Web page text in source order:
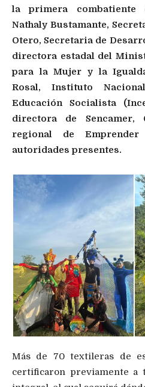
la primera combatiente
Nathaly Bustamante,
Otero, Secretaria de
directora estadal del
para la Mujer y la
Rosal, Instituto
Educación Socialista
directora de
regional de
autoridades presentes.
Más de 70 textileras de
certificaron previamente a